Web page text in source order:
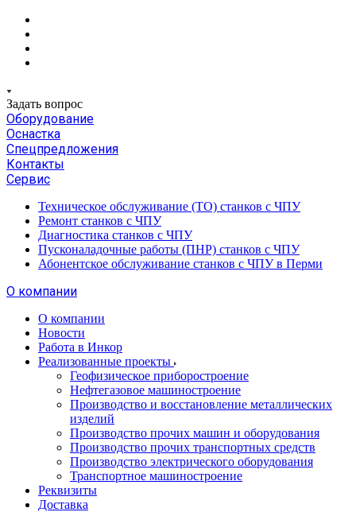
Задать вопрос
Оборудование
Оснастка
Спецпредложения
Контакты
Сервис
Техническое обслуживание (ТО) станков с ЧПУ
Ремонт станков с ЧПУ
Диагностика станков с ЧПУ
Пусконаладочные работы (ПНР) станков с ЧПУ
Абонентское обслуживание станков с ЧПУ в Перми
О компании
О компании
Новости
Работа в Инкор
Реализованные проекты
Геофизическое приборостроение
Нефтегазовое машиностроение
Производство и восстановление металлических
изделий
Производство прочих машин и оборудования
Производство прочих транспортных средств
Производство электрического оборудования
Транспортное машиностроение
Реквизиты
Доставка